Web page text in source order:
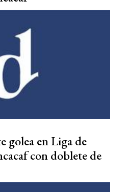
golea en Liga de
con doblete de